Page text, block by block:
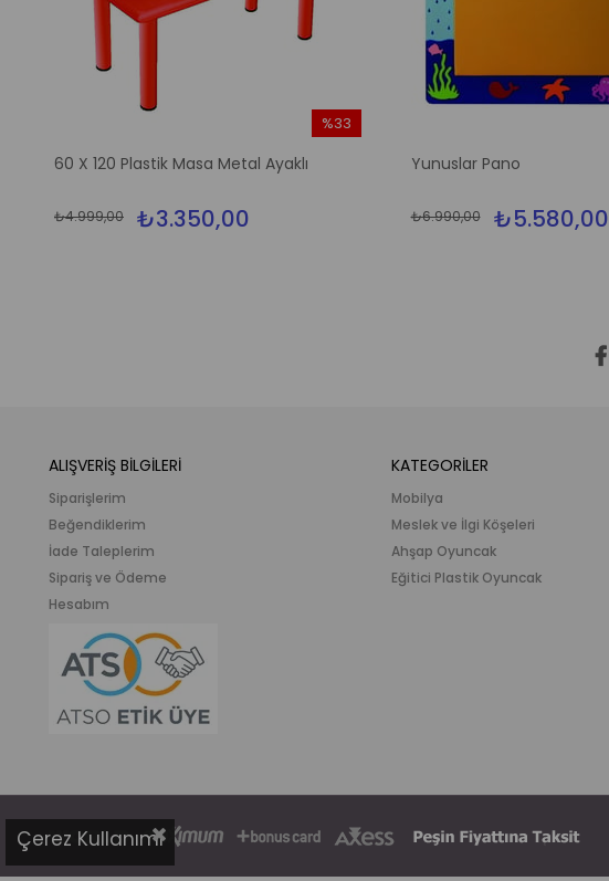
60 X 120 Plastik Masa Metal Ayaklı
₺3.350,00
₺4.999,00
%33
Yunuslar Pano
₺5.580,00
₺6.990,00
ALIŞVERİŞ BİLGİLERİ
Siparişlerim
Beğendiklerim
İade Taleplerim
Sipariş ve Ödeme
Hesabım
KATEGORİLER
Mobilya
Meslek ve İlgi Köşeleri
Ahşap Oyuncak
Eğitici Plastik Oyuncak
Çerez Kullanımı